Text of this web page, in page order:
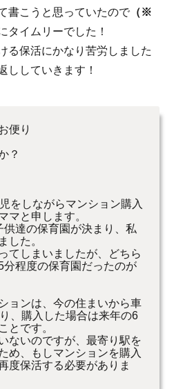
書こうと思っていたので（※
タイムリーでした！
る保活にかなり苦労しました
ししていきます！
便り
？
をしながらマンション購入
マと申します。
達の保育園が決まり、私
した。
てしまいましたが、どちら
分程度の保育園だったのが
ョンは、今の住まいから車
、購入した場合は来年の6
とです。
ないのですが、最寄り駅を
め、もしマンションを購入
度保活する必要がありま